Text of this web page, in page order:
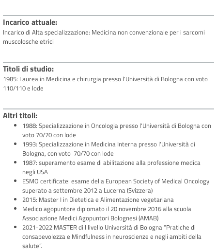
Incarico attuale
Incarico di Alta specializzazione: Medicina non convenzionale per i sarcomi
muscoloscheletrici
Titoli di studio
1985: Laurea in Medicina e chirurgia presso l'Università di Bologna con voto
110/110 e lode
Altri titoli
1988: Specializzazione in Oncologia presso l'Università di Bologna con
voto 70/70 con lode
1993: Specializzazione in Medicina Interna presso l'Università di
Bologna, con voto 70/70 con lode
1987: superamento esame di abilitazione alla professione medica
negli USA
ESMO certificate: esame della European Society of Medical Oncology
superato a settembre 2012 a Lucerna (Svizzera)
2015: Master I in Dietetica e Alimentazione vegetariana
Medico agopuntore diplomato il 20 novembre 2016 alla scuola
Associazione Medici Agopuntori Bolognesi (AMAB)
2021-2022 MASTER di I livello Università di Bologna “Pratiche di
consapevolezza e Mindfulness in neuroscienze e negli ambiti della
salute”.